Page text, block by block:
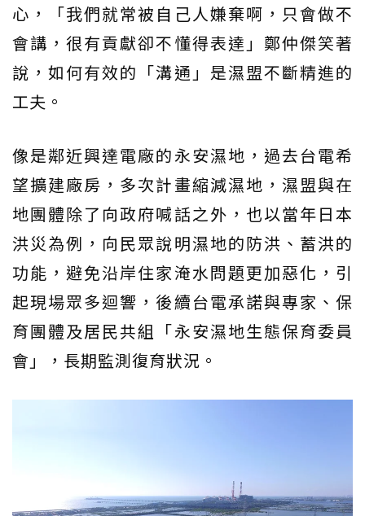
心，「我們就常被自己人嫌棄啊，只會做不
會講，很有貢獻卻不懂得表達」鄭仲傑笑著
說，如何有效的「溝通」是濕盟不斷精進的
工夫。
像是鄰近興達電廠的永安濕地，過去台電希
望擴建廠房，多次計畫縮減濕地，濕盟與在
地團體除了向政府喊話之外，也以當年日本
洪災為例，向民眾說明濕地的防洪、蓄洪的
功能，避免沿岸住家淹水問題更加惡化，引
起現場眾多迴響，後續台電承諾與專家、保
育團體及居民共組「永安濕地生態保育委員
會」，長期監測復育狀況。